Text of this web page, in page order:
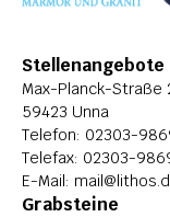
Stellenangebote
Max-Planck-Straße
59423 Unna
Telefon: 02303-
Telefax: 02303-
E-Mail:
Grabsteine